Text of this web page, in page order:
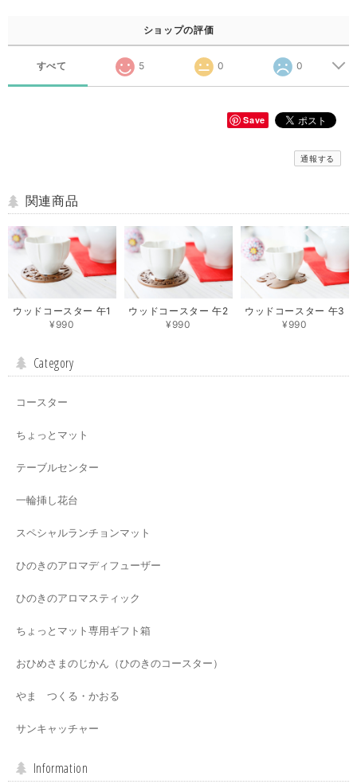
ショップの評価
すべて 5 0 0
Save
通報する
関連商品
ウッドコースター 午1
¥990
ウッドコースター 午2
¥990
ウッドコースター 午3
¥990
Category
コースター
ちょっとマット
テーブルセンター
一輪挿し花台
スペシャルランチョンマット
ひのきのアロマディフューザー
ひのきのアロマスティック
ちょっとマット専用ギフト箱
おひめさまのじかん（ひのきのコースター）
やま つくる・かおる
サンキャッチャー
Information